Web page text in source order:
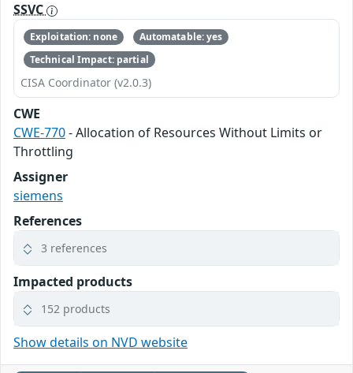
SSVC
Exploitation: none
Automatable: yes
Technical Impact: partial
CISA Coordinator (v2.0.3)
CWE
CWE-770- Allocation of Resources Without Limits or
Throttling
Assigner
siemens
References
3 references
Impacted products
152 products
Show details on NVD website